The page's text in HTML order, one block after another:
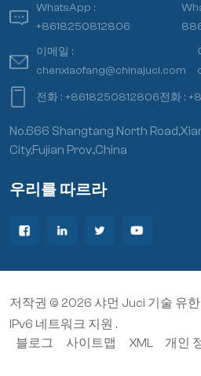
WhatsApp :
+8618250812806
이메일 :
chenxiaofang@chinajuci.com
전화 :+8618250812806전화 :
No.666 Shangtang North
City,Fujian Prov.,China
우리를 따르라
저작권 © 2026 샤먼 Juci 기술 유한
IPv6 네트워크 지원 .
블로그
사이트맵 XML 개인